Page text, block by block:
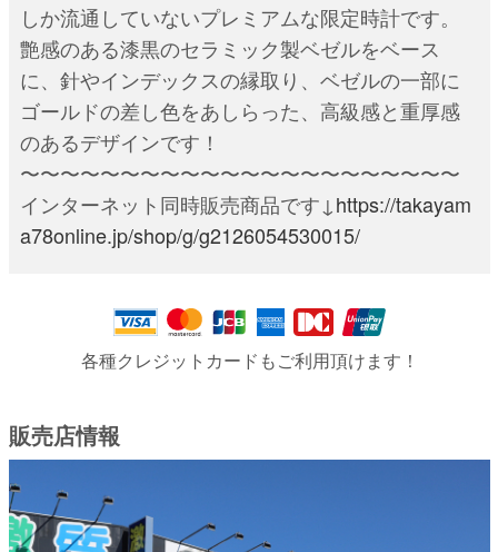
しか流通していないプレミアムな限定時計です。
艶感のある漆黒のセラミック製ベゼルをベース
に、針やインデックスの縁取り、ベゼルの一部に
ゴールドの差し色をあしらった、高級感と重厚感
のあるデザインです！
〜〜〜〜〜〜〜〜〜〜〜〜〜〜〜〜〜〜〜〜〜〜
インターネット同時販売商品です↓https://takayam
a78online.jp/shop/g/g2126054530015/
各種クレジットカードもご利用頂けます！
販売店情報